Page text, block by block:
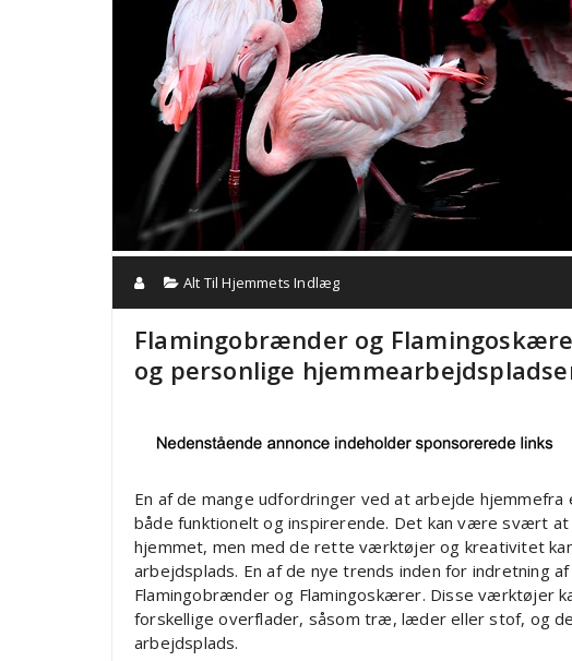
Alt Til Hjemmets Indlæg
Flamingobrænder og
og personlige
En af de mange udfordringer ved at arbejde
både funktionelt og inspirerende. Det kan være svært
hjemmet, men med de rette værktøjer og kreativitet
arbejdsplads. En af de nye trends inden for indretning
Flamingobrænder og Flamingoskærer. Disse værktøjer
forskellige overflader, såsom træ, læder eller stof, og
arbejdsplads.